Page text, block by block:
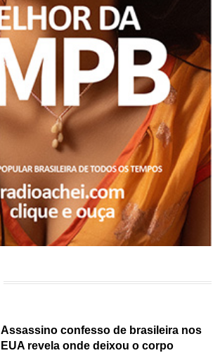
Assassino confesso de brasileira nos
EUA revela onde deixou o corpo